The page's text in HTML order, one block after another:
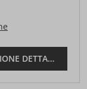
VISUALIZZAZIONE DETTAGLI